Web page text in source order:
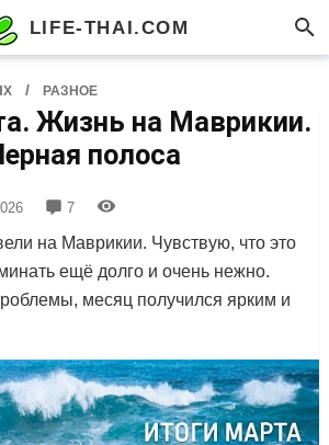
LIFE-THAI.COM
/ РАЗНОЕ
Жизнь на Маврикии.
полоса
7
на Маврикии. Чувствую, что это
ещё долго и очень нежно.
месяц получился ярким и